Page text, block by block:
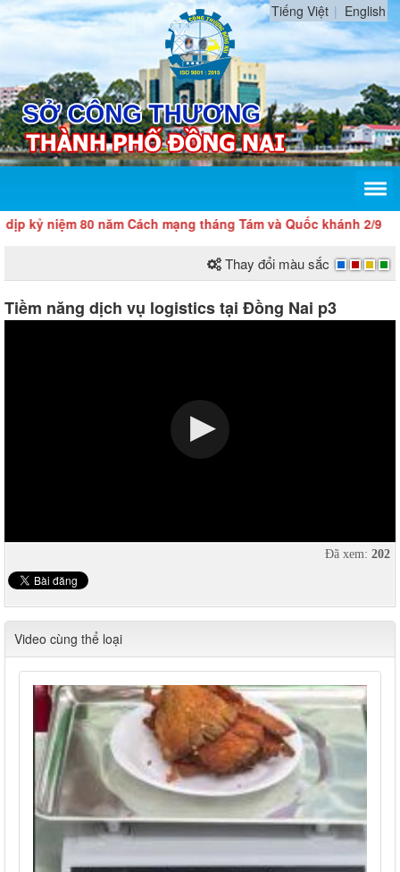
Tiếng Việt English
80 năm Cách mạng tháng Tám và Quốc khánh 2/9
Thay đổi màu sắc
Tiềm năng dịch vụ logistics tại Đồng Nai p3
Đã xem: 202
Video cùng thể loại